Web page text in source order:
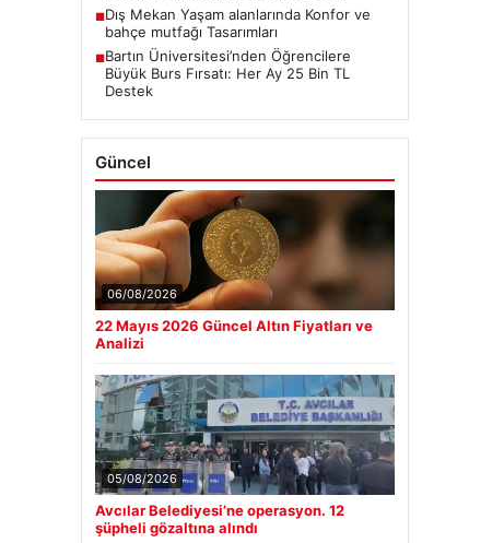
■Dış Mekan Yaşam alanlarında Konfor ve
bahçe mutfağı Tasarımları
■Bartın Üniversitesi’nden Öğrencilere
Büyük Burs Fırsatı: Her Ay 25 Bin TL
Destek
Güncel
06/08/2026
22 Mayıs 2026 Güncel Altın Fiyatları ve
Analizi
05/08/2026
Avcılar Belediyesi’ne operasyon. 12
şüpheli gözaltına alındı